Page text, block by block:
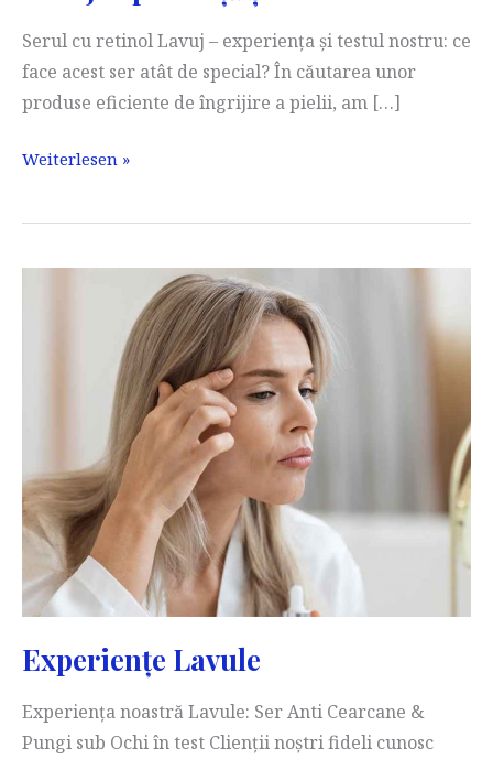
Serul cu retinol Lavuj – experiența și testul nostru: ce
face acest ser atât de special? În căutarea unor
produse eficiente de îngrijire a pielii, am […]
Lavuj
și
Weiterlesen »
Experiențe Lavule
Experiența noastră Lavule: Ser Anti Cearcane &
Pungi sub Ochi în test Clienții noștri fideli cunosc